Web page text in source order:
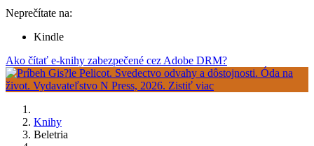
Neprečítate na:
Kindle
Ako čítať e-knihy zabezpečené cez Adobe DRM?
Knihy
Beletria